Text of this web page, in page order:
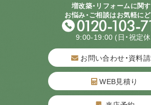
増改築・リフォームに関
お悩み・ご相談はお気軽に
9:00-19:00 (日・祝定
お問い合わせ・資料
WEB見積り